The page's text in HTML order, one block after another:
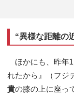
“異様な距離の
ほかにも、昨年1
れたから』（フジ
貴の膝の上に座っ